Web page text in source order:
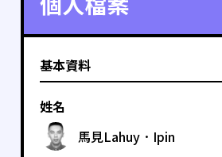
基本資料
姓名
馬見Lahuy．Ipin